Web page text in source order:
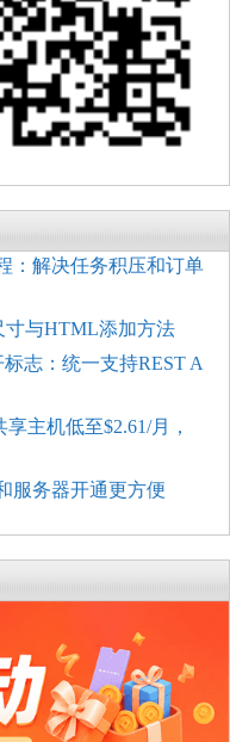
：解决任务积压和订单
寸与HTML添加方法
标志：统一支持REST A
主机低至$2.61/月，
服务器开通更方便